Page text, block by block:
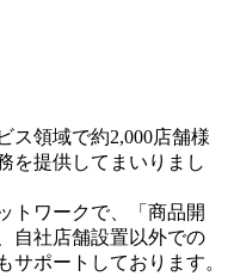
ス領域で約2,000店舗様
を提供してまいりまし
トワークで、「商品開
自社店舗設置以外での
サポートしております。